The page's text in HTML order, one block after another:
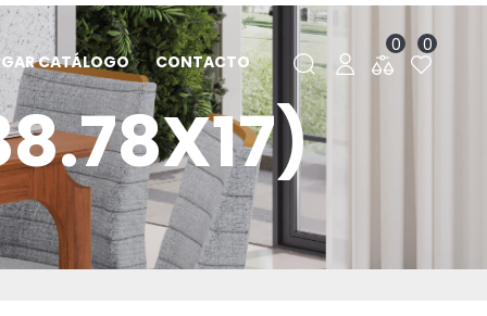
CATÁLOGO CONTACTO
0 0